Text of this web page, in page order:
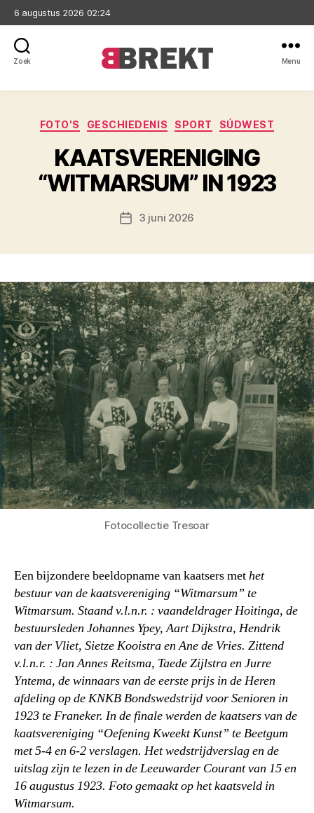
6 augustus 2026 02:24
Zoek Menu
Categorieën
FOTO'S GESCHIEDENIS SPORT SÚDWEST
KAATSVERENIGING
“WITMARSUM” IN 1923
Berichtdatum
3 juni 2026
Fotocollectie Tresoar
Een bijzondere beeldopname van kaatsers methet
bestuur van de kaatsvereniging “Witmarsum” te
Witmarsum. Staand v.l.n.r. : vaandeldrager Hoitinga, de
bestuursleden Johannes Ypey, Aart Dijkstra, Hendrik
van der Vliet, Sietze Kooistra en Ane de Vries. Zittend
v.l.n.r. : Jan Annes Reitsma, Taede Zijlstra en Jurre
Yntema, de winnaars van de eerste prijs in de Heren
afdeling op de KNKB Bondswedstrijd voor Senioren in
1923 te Franeker. In de finale werden de kaatsers van de
kaatsvereniging “Oefening Kweekt Kunst” te Beetgum
met 5-4 en 6-2 verslagen. Het wedstrijdverslag en de
uitslag zijn te lezen in de Leeuwarder Courant van 15 en
16 augustus 1923. Foto gemaakt op het kaatsveld in
Witmarsum.